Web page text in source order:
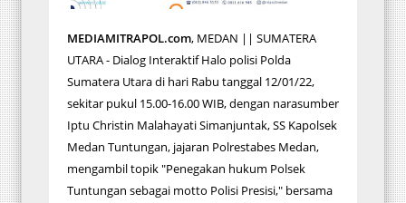
MEDIAMITRAPOL.com, MEDAN || SUMATERA
UTARA - Dialog Interaktif Halo polisi Polda
Sumatera Utara di hari Rabu tanggal 12/01/22,
sekitar pukul 15.00-16.00 WIB, dengan narasumber
Iptu Christin Malahayati Simanjuntak, SS Kapolsek
Medan Tuntungan, jajaran Polrestabes Medan,
mengambil topik "Penegakan hukum Polsek
Tuntungan sebagai motto Polisi Presisi," bersama